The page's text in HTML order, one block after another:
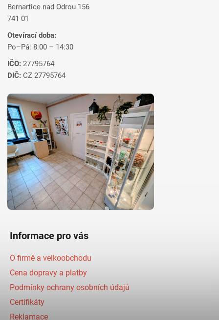
Bernartice nad Odrou 156
741 01
Otevírací doba:
Po–Pá: 8:00 – 14:30
IČO: 27795764
DIČ: CZ 27795764
Informace pro vás
O firmě a velkoobchodu
Cena dopravy a platby
Podmínky ochrany osobních údajů
Certifikáty
Reklamace